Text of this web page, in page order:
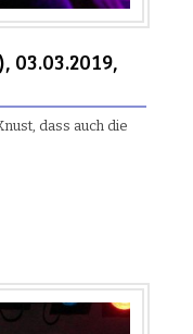
dass auch die